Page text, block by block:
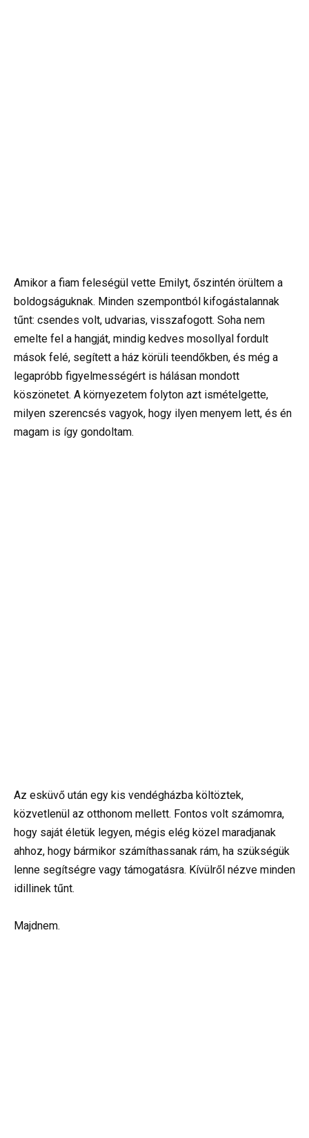
Amikor a fiam feleségül vette Emilyt, őszintén örültem a
boldogságuknak. Minden szempontból kifogástalannak
tűnt: csendes volt, udvarias, visszafogott. Soha nem
emelte fel a hangját, mindig kedves mosollyal fordult
mások felé, segített a ház körüli teendőkben, és még a
legapróbb figyelmességért is hálásan mondott
köszönetet. A környezetem folyton azt ismételgette,
milyen szerencsés vagyok, hogy ilyen menyem lett, és én
magam is így gondoltam.
Az esküvő után egy kis vendégházba költöztek,
közvetlenül az otthonom mellett. Fontos volt számomra,
hogy saját életük legyen, mégis elég közel maradjanak
ahhoz, hogy bármikor számíthassanak rám, ha szükségük
lenne segítségre vagy támogatásra. Kívülről nézve minden
idillinek tűnt.
Majdnem.